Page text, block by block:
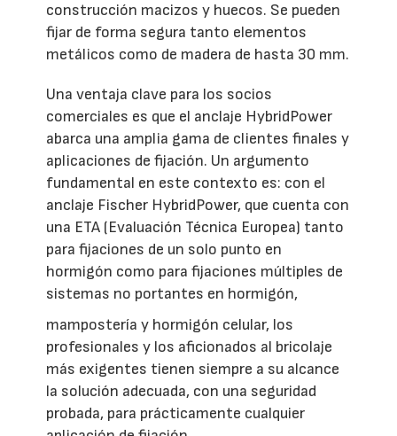
construcción macizos y huecos. Se pueden
fijar de forma segura tanto elementos
metálicos como de madera de hasta 30 mm.
Una ventaja clave para los socios
comerciales es que el anclaje HybridPower
abarca una amplia gama de clientes finales y
aplicaciones de fijación. Un argumento
fundamental en este contexto es: con el
anclaje Fischer HybridPower, que cuenta con
una ETA (Evaluación Técnica Europea) tanto
para fijaciones de un solo punto en
hormigón como para fijaciones múltiples de
sistemas no portantes en hormigón,
mampostería y hormigón celular, los
profesionales y los aficionados al bricolaje
más exigentes tienen siempre a su alcance
la solución adecuada, con una seguridad
probada, para prácticamente cualquier